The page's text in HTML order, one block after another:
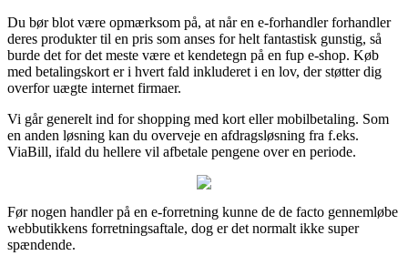
Du bør blot være opmærksom på, at når en e-forhandler forhandler
deres produkter til en pris som anses for helt fantastisk gunstig, så
burde det for det meste være et kendetegn på en fup e-shop. Køb
med betalingskort er i hvert fald inkluderet i en lov, der støtter dig
overfor uægte internet firmaer.
Vi går generelt ind for shopping med kort eller mobilbetaling. Som
en anden løsning kan du overveje en afdragsløsning fra f.eks.
ViaBill, ifald du hellere vil afbetale pengene over en periode.
Før nogen handler på en e-forretning kunne de de facto gennemløbe
webbutikkens forretningsaftale, dog er det normalt ikke super
spændende.